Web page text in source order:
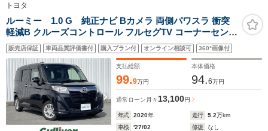
トヨタ
ルーミー 1.0 G 純正ナビ Bカメラ 両側パワスラ 衝突
軽減B クルーズコントロール フルセグTV コーナーセンサ
ー オートハイビーム ビルトインETC アイドリングストッ
プ スマートキー プッシュスタート
販売店保証 車両品質評価書付 購入プラン付 オンライン相談可 360°画像付
支払総額
99.9万円
本体価格
94.6万円
通常ローン 月々 13,100円
年式 2020年 走行 5.2万km
車検
'27/02 修復
なし